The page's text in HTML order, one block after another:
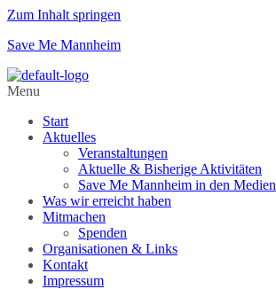
Zum Inhalt springen
Save Me Mannheim
Menu
Start
Aktuelles
Veranstaltungen
Aktuelle & Bisherige Aktivitäten
Save Me Mannheim in den Medien
Was wir erreicht haben
Mitmachen
Spenden
Organisationen & Links
Kontakt
Impressum